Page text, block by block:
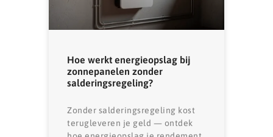
Hoe werkt energieopslag bij
zonnepanelen zonder
salderingsregeling?
Zonder salderingsregeling kost
terugleveren je geld — ontdek